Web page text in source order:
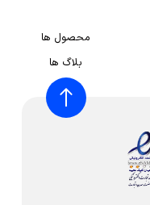
محصول ها
بلاگ ها